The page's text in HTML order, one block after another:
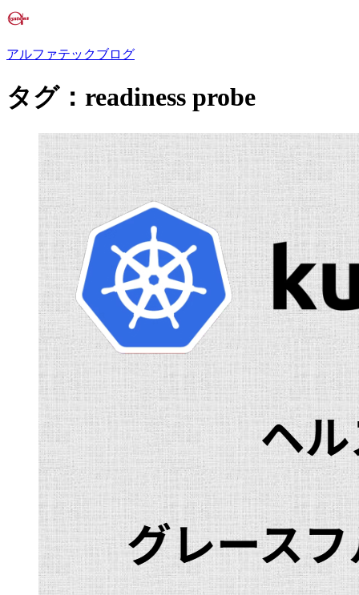
アルファテックブログ
タグ：readiness probe